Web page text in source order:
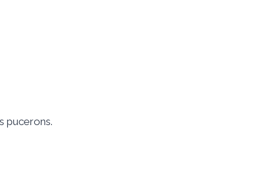
pucerons.